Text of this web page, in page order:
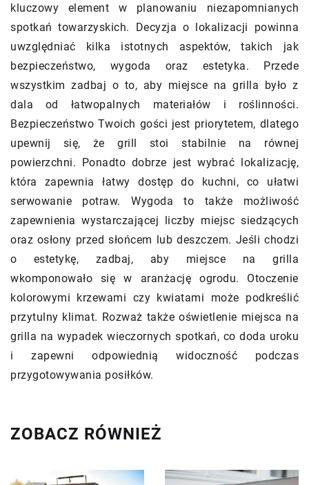
kluczowy element w planowaniu niezapomnianych
spotkań towarzyskich. Decyzja o lokalizacji powinna
uwzględniać kilka istotnych aspektów, takich jak
bezpieczeństwo, wygoda oraz estetyka. Przede
wszystkim zadbaj o to, aby miejsce na grilla było z
dala od łatwopalnych materiałów i roślinności.
Bezpieczeństwo Twoich gości jest priorytetem, dlatego
upewnij się, że grill stoi stabilnie na równej
powierzchni. Ponadto dobrze jest wybrać lokalizację,
która zapewnia łatwy dostęp do kuchni, co ułatwi
serwowanie potraw. Wygoda to także możliwość
zapewnienia wystarczającej liczby miejsc siedzących
oraz osłony przed słońcem lub deszczem. Jeśli chodzi
o estetykę, zadbaj, aby miejsce na grilla
wkomponowało się w aranżację ogrodu. Otoczenie
kolorowymi krzewami czy kwiatami może podkreślić
przytulny klimat. Rozważ także oświetlenie miejsca na
grilla na wypadek wieczornych spotkań, co doda uroku
i zapewni odpowiednią widoczność podczas
przygotowywania posiłków.
ZOBACZ RÓWNIEŻ